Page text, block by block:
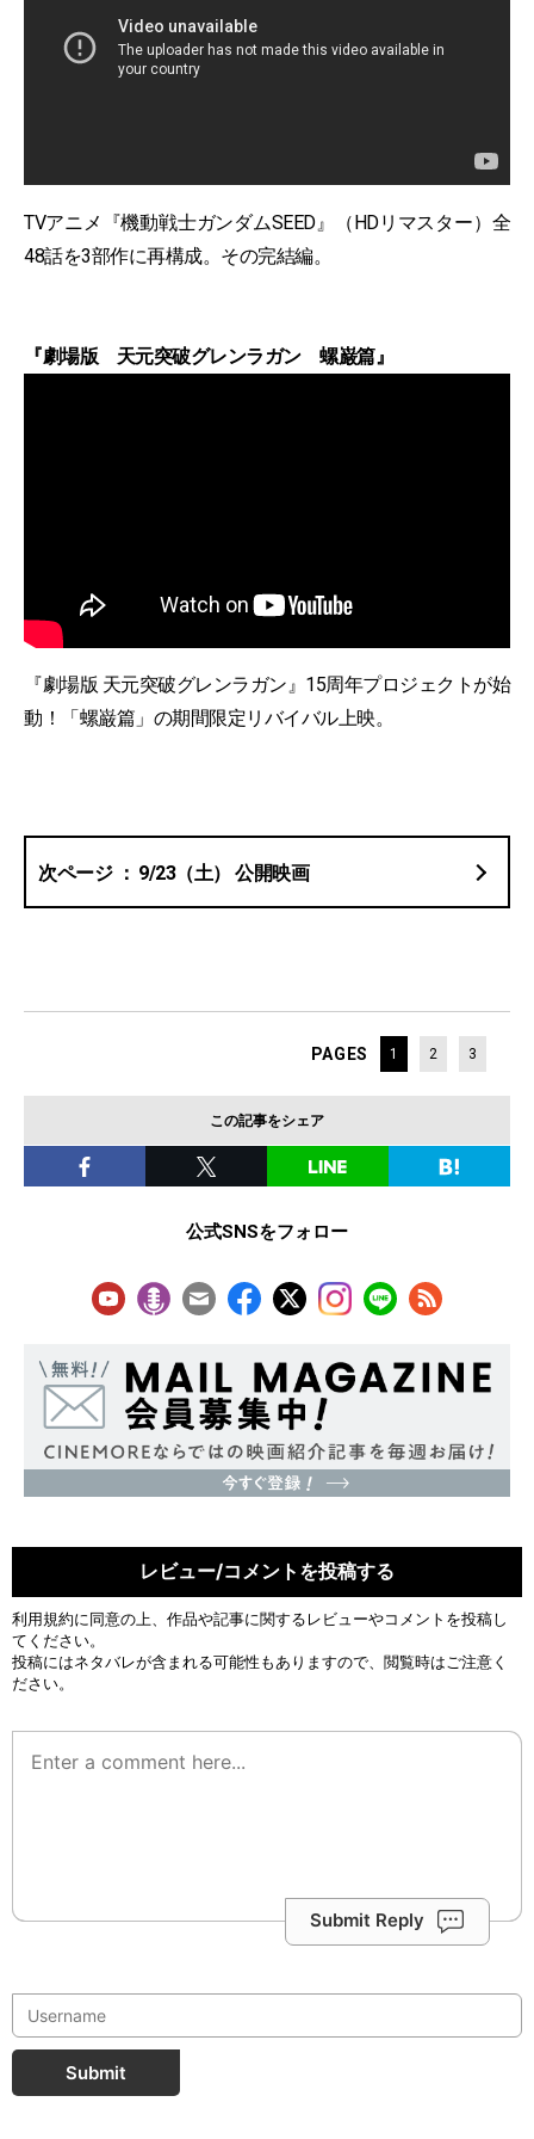
TVアニメ『機動戦士ガンダムSEED』（HDリマスター）全
48話を3部作に再構成。その完結編。
『劇場版 天元突破グレンラガン 螺巌篇』
『劇場版 天元突破グレンラガン』15周年プロジェクトが始
動！「螺巌篇」の期間限定リバイバル上映。
9/23（土） 公開映画
PAGES 1 2 3
この記事をシェア
公式SNSをフォロー
レビュー/コメントを投稿する
利用規約に同意の上、作品や記事に関するレビューやコメントを投稿し
てください。
投稿にはネタバレが含まれる可能性もありますので、閲覧時はご注意く
ださい。
Submit Reply
Submit